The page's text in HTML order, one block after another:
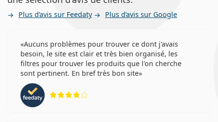
Plus d’avis sur Feedaty Plus d’avis sur Google
Aucuns problèmes pour trouver ce dont j'avais
besoin, le site est clair et très bien organisé, les
filtres pour trouver les produits que l'on cherche
sont pertinent. En bref très bon site